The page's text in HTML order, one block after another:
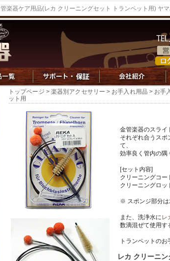
管楽器ケア用品(レカ クリーニングセット トランペット用) ヤ
トップページ > 楽器別アクセサリー > お手入れ用品 > お手
ット用
金管楽器のスライ
それぞれ合うスポ
て、
効率良く管内の隅
[セット内容]
クリーニングコー
クリーニングロッ
※ スポンジ部分は
また、洗浄水にレ
数滴混ぜて使用す
トランペットのお
レカ クリーニ